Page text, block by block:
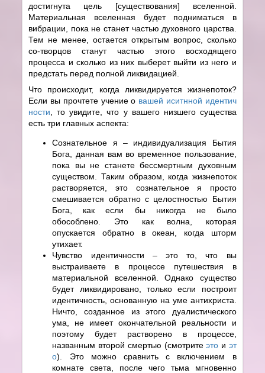
достигнута цель [существования] вселенной.
Материальная вселенная будет подниматься в
вибрации, пока не станет частью духовного царства.
Тем не менее, остается открытым вопрос, сколько
со-творцов станут частью этого восходящего
процесса и сколько из них выберет выйти из него и
предстать перед полной ликвидацией.
Что происходит, когда ликвидируется жизнепоток?
Если вы прочтете учение о вашей иситнной идентич
ности , то увидите, что у вашего низшего существа
есть три главных аспекта:
Сознательное я – индивидуализация Бытия
Бога, данная вам во временное пользование,
пока вы не станете бессмертным духовным
существом. Таким образом, когда жизнепоток
растворяется, это сознательное я просто
смешивается обратно с целостностью Бытия
Бога, как если бы никогда не было
обособлено. Это как волна, которая
опускается обратно в океан, когда шторм
утихает.
Чувство идентичности – это то, что вы
выстраиваете в процессе путешествия в
материальной вселенной. Однако существо
будет ликвидировано, только если построит
идентичность, основанную на уме антихриста.
Ничто, созданное из этого дуалистического
ума, не имеет окончательной реальности и
поэтому будет растворено в процессе,
названным второй смертью (смотритеэто и эт
о). Это можно сравнить с включением в
комнате света, после чего тьма мгновенно